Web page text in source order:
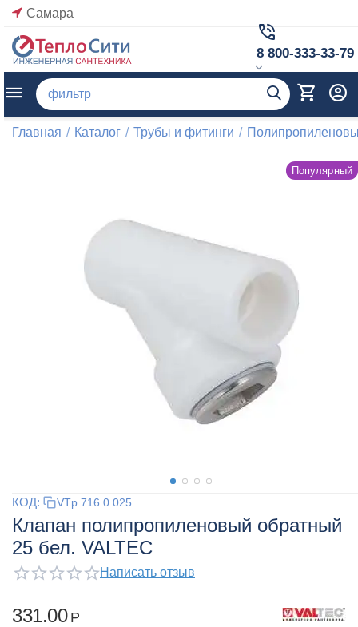
Самара
8 800-333-33-79
Главная / Каталог / Трубы и фитинги /
Популярный
КОД: VTp.716.0.025
Клапан полипропиленовый обратный
25 бел. VALTEC
Написать отзыв
331.00 Р